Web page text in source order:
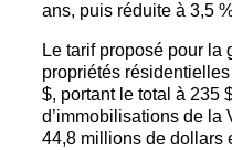
ans, puis réduite à 3,5
Le tarif proposé pour la
propriétés
$, portant le total à 235
d’immobilisations de la
44,8 millions de dollars